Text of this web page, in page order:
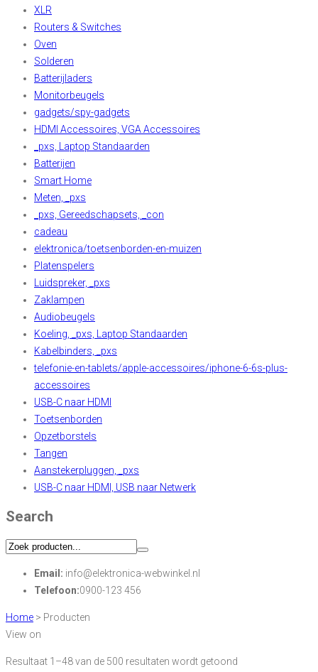
XLR
Routers & Switches
Oven
Solderen
Batterijladers
Monitorbeugels
gadgets/spy-gadgets
HDMI Accessoires, VGA Accessoires
_pxs, Laptop Standaarden
Batterijen
Smart Home
Meten, _pxs
_pxs, Gereedschapsets, _con
cadeau
elektronica/toetsenborden-en-muizen
Platenspelers
Luidspreker, _pxs
Zaklampen
Audiobeugels
Koeling, _pxs, Laptop Standaarden
Kabelbinders, _pxs
telefonie-en-tablets/apple-accessoires/iphone-6-6s-plus-
accessoires
USB-C naar HDMI
Toetsenborden
Opzetborstels
Tangen
Aanstekerpluggen, _pxs
USB-C naar HDMI, USB naar Netwerk
Search
Email: info@elektronica-webwinkel.nl
Telefoon:0900-123 456
Home > Producten
View on
Resultaat 1–48 van de 500 resultaten wordt getoond